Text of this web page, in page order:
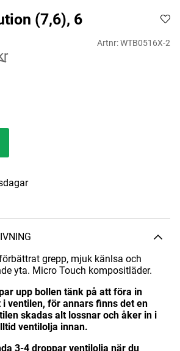
(7,6), 6
Artnr:WTB0516X-2
grepp, mjuk känlsa och
yta. Micro Touch kompositläder.
upp bollen tänk på att föra in
ventilen, för annars finns det en
skadas alt lossnar och åker in i
ventilolja innan.
3-4 droppar ventilolja när du